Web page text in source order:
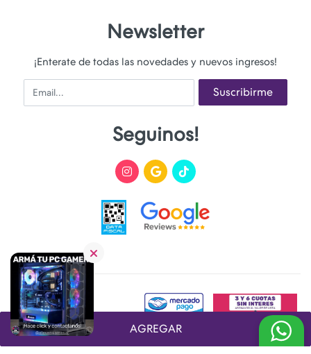
AGREGAR
Newsletter
¡Enterate de todas las novedades y nuevos ingresos!
Email Suscribirme
Seguinos!
Desarrollado y Diseñado por FoxTienda